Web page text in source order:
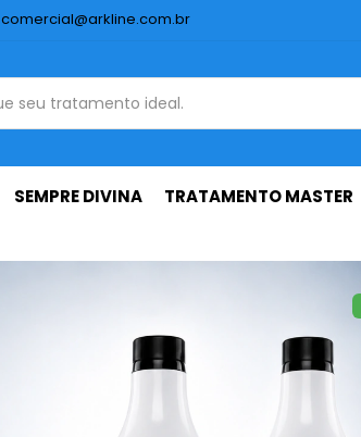
comercial@arkline.com.br
SEMPRE DIVINA TRATAMENTO MASTER